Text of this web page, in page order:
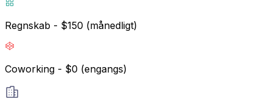
Regnskab - $150 (månedligt)
Coworking - $0 (engangs)